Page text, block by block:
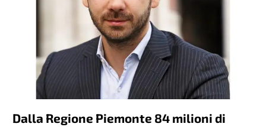
Dalla Regione Piemonte 84 milioni di